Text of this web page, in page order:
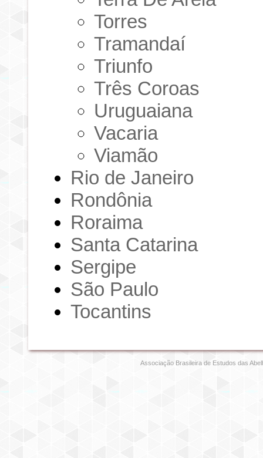
Torres
Tramandaí
Triunfo
Três Coroas
Uruguaiana
Vacaria
Viamão
Rio de Janeiro
Rondônia
Roraima
Santa Catarina
Sergipe
São Paulo
Tocantins
Associação Brasileira de Estudos das